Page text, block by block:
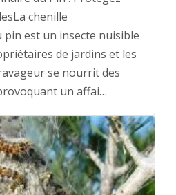
chenille
est un insecte nuisible
de jardins et les
se nourrit des
un affai…